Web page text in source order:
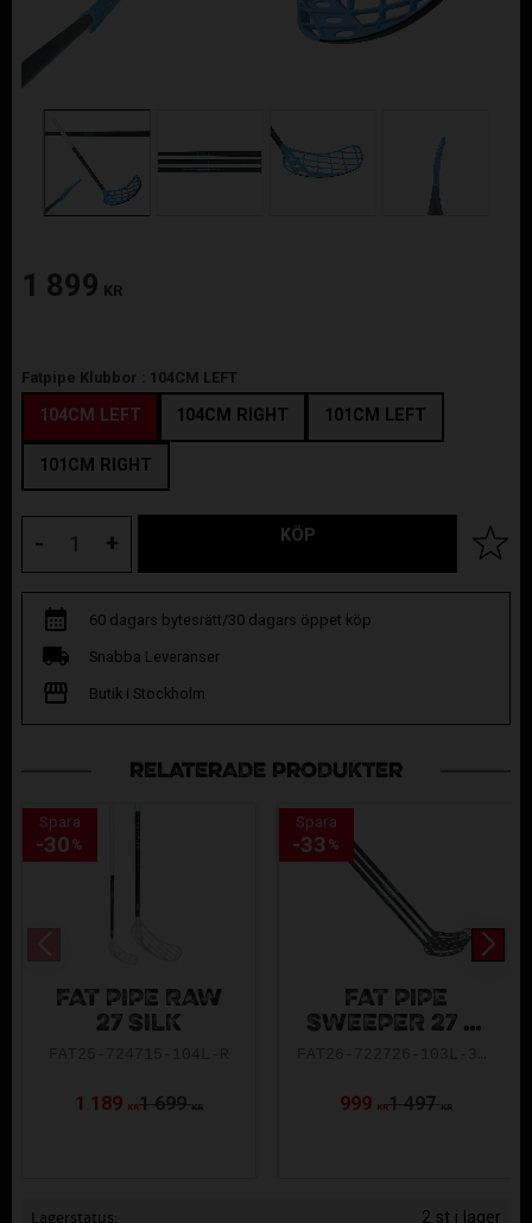
1 899 KR
Fatpipe Klubbor : 104CM LEFT
104CM LEFT 104CM RIGHT 101CM LEFT
101CM RIGHT
+
- KÖP Lägg
60 dagars bytesrätt/30 dagars öppet köp
Snabba Leveranser
Butik i Stockholm
RELATERADE PRODUKTER
FAT PIPE RAW
27 SILK
1 189 KR1 699 KR
Spara
30 %
FAT PIPE
SWEEPER 27 3-
999 KR1 497 KR
Spara
33 %
Lagerstatus 2 st i lager